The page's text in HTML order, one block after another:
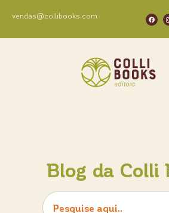
vendas@collibooks.com
Blog da Colli